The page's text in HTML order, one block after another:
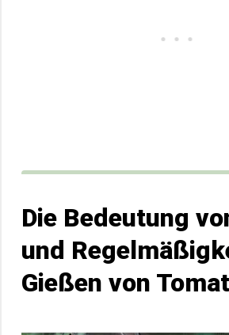
Die Bedeutung
und
Gießen von